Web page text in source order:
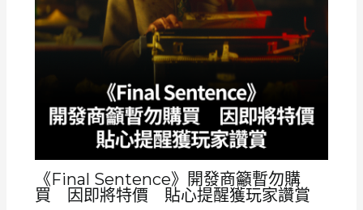
《Final Sentence》開發商籲暫勿購
買 因即將特價 貼心提醒獲玩家讚賞